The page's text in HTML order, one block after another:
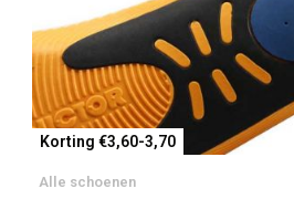
Korting €3,60-3,70
Alle schoenen